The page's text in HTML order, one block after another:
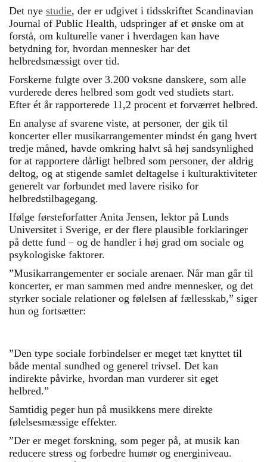
Det nye studie, der er udgivet i tidsskriftet Scandinavian
Journal of Public Health, udspringer af et ønske om at
forstå, om kulturelle vaner i hverdagen kan have
betydning for, hvordan mennesker har det
helbredsmæssigt over tid.
Forskerne fulgte over 3.200 voksne danskere, som alle
vurderede deres helbred som godt ved studiets start.
Efter ét år rapporterede 11,2 procent et forværret helbred.
En analyse af svarene viste, at personer, der gik til
koncerter eller musikarrangementer mindst én gang hvert
tredje måned, havde omkring halvt så høj sandsynlighed
for at rapportere dårligt helbred som personer, der aldrig
deltog, og at stigende samlet deltagelse i kulturaktiviteter
generelt var forbundet med lavere risiko for
helbredstilbagegang.
Ifølge førsteforfatter Anita Jensen, lektor på Lunds
Universitet i Sverige, er der flere plausible forklaringer
på dette fund – og de handler i høj grad om sociale og
psykologiske faktorer.
”Musikarrangementer er sociale arenaer. Når man går til
koncerter, er man sammen med andre mennesker, og det
styrker sociale relationer og følelsen af fællesskab,” siger
hun og fortsætter:
”Den type sociale forbindelser er meget tæt knyttet til
både mental sundhed og generel trivsel. Det kan
indirekte påvirke, hvordan man vurderer sit eget
helbred.”
Samtidig peger hun på musikkens mere direkte
følelsesmæssige effekter.
”Der er meget forskning, som peger på, at musik kan
reducere stress og forbedre humør og energiniveau.